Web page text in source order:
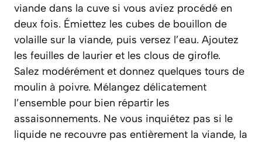
viande dans la cuve si vous aviez procédé en
deux fois. Émiettez les cubes de bouillon de
volaille sur la viande, puis versez l’eau. Ajoutez
les feuilles de laurier et les clous de girofle.
Salez modérément et donnez quelques tours de
moulin à poivre. Mélangez délicatement
l’ensemble pour bien répartir les
assaisonnements. Ne vous inquiétez pas si le
liquide ne recouvre pas entièrement la viande, la